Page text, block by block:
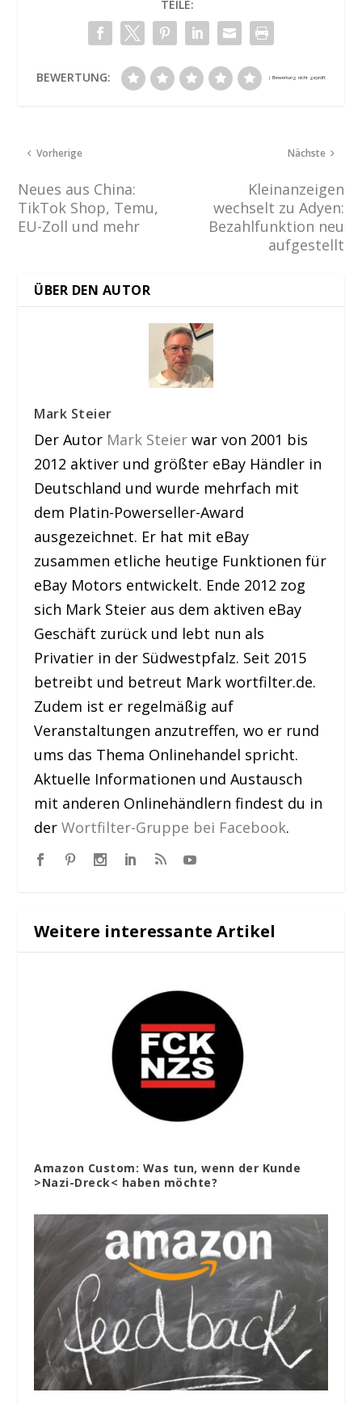
TEILE:
BEWERTUNG:
Vorherige
Neues aus China:
TikTok Shop, Temu,
EU-Zoll und mehr
Nächste
Kleinanzeigen
wechselt zu Adyen:
Bezahlfunktion neu
aufgestellt
ÜBER DEN AUTOR
Mark Steier
Der Autor Mark Steier war von 2001 bis
2012 aktiver und größter eBay Händler in
Deutschland und wurde mehrfach mit
dem Platin-Powerseller-Award
ausgezeichnet. Er hat mit eBay
zusammen etliche heutige Funktionen für
eBay Motors entwickelt. Ende 2012 zog
sich Mark Steier aus dem aktiven eBay
Geschäft zurück und lebt nun als
Privatier in der Südwestpfalz. Seit 2015
betreibt und betreut Mark wortfilter.de.
Zudem ist er regelmäßig auf
Veranstaltungen anzutreffen, wo er rund
ums das Thema Onlinehandel spricht.
Aktuelle Informationen und Austausch
mit anderen Onlinehändlern findest du in
derWortfilter-Gruppe bei Facebook.
Weitere interessante Artikel
Amazon Custom: Was tun, wenn der Kunde
>Nazi-Dreck< haben möchte?